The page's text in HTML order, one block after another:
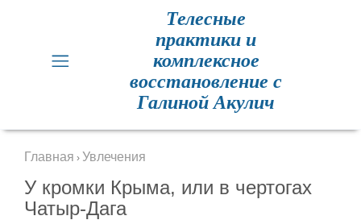
Практики
для
Метод
Телесные
практики и
комплексное
восстановление с
Галиной Акулич
Главная › Увлечения
У кромки Крыма, или в чертогах
Чатыр-Дага